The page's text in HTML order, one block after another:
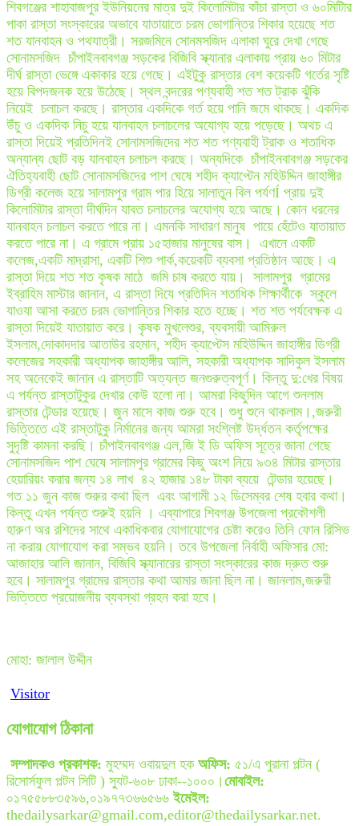
শিবগঞ্জের শাহাবাজপুর ইউনিয়নের মাত্র দুই কিলোমিটার কাঁচা রাস্তা ও ৬০মিটিার
পাকা রাস্তা সংস্কারের অভাবে যাতায়াতে চরম ভোগান্তির শিকার হয়েছে শত
শত যানবাহন ও পথযাত্রী। সরজমিনে সোনমসজিদ এলাকা ঘুরে দেখা গেছে
সোনামসজিদ চাঁপাইনবাবগঞ্জ সড়কের বিজিবি স্ক্যানার এলাকায় প্রায় ৬০ মিটার
দীর্ঘ রাস্তা ভেঙ্গে একাকার হয়ে গেছে। এইটুকু রাস্তার বেশ কয়েকটি গর্তের সৃষ্টি
হয়ে বিপদজনক হয়ে উঠেছে। স্থল বন্দরের পণ্যবাহী শত শত ট্রাক ঝুঁকি
নিয়েই চলাচল করছে। রাস্তার একদিকে গর্ত হয়ে পানি জমে থাকছে। একদিক
উঁচু ও একদিক নিচু হয়ে যানবাহন চলাচলের অযোগ্য হয়ে পড়েছে। অথচ এ
রাস্তা দিয়েই প্রতিদিনই সোনামসজিদের শত শত পণ্যবাহী ট্রাক ও শতাধিক
অন্যান্য ছোট বড় যানবাহন চলাচল করছে। অন্যদিকে চাঁপাইনবাবগঞ্জ সড়কের
ঐতিহ্যবাহী ছোট সোনামসজিদের পাশ ঘেষে শহীদ ক্যাপ্টেন মহিউদ্দিন জাহাঙ্গীর
ডিগ্রী কলেজ হয়ে সালামপুর গ্রাম পার হিয়ে সালাতুন বিল পর্যণÍ প্রায় দুই
কিলোমিটার রাস্তা দীর্ঘদিন যাবত চলাচলের অযোগ্য হয়ে আছে। কোন ধরনের
যানবাহন চলাচল করতে পারে না। এমনকি সাধারণ মানুষ পায়ে হেঁটেও যাতায়াত
করতে পারে না। এ গ্রামে প্রায় ১৫হাজার মানুষের বাস। এখানে একটি
কলেজ,একটি মাদ্রাসা, একটি শিশু পার্ক,কয়েকটি ব্যবসা প্রতিষ্ঠান আছে। এ
রাস্তা দিয়ে শত শত কৃষক মাঠে জমি চাষ করতে যায়। সালামপুর গ্রামের
ইব্রাহিম মাস্টার জানান, এ রাস্তা দিযে প্রতিদিন শতাধিক শিক্ষার্থীকে স্কুলে
যাওযা আসা করতে চরম ভোগান্তির শিকার হতে হচ্ছে। শত শত পর্যবেক্ষক এ
রাস্তা দিয়েই যাতায়াত করে। কৃষক মুখলেশুর, ব্যবসায়ী আমিরুল
ইসলাম,দোকাদদার আতাউর রহমান, শহীদ ক্যাপ্টেস মহিউদ্দিন জাহাঙ্গীর ডিগ্রী
কলেজের সহকারী অধ্যাপক জাহাঙ্গীর আলি, সহকারী অধ্যাপক সাদিকুল ইসলাম
সহ অনেকেই জানান এ রাস্তাটি অত্যন্ত জনগুরুত্বপূর্ণ। কিন্তু দু:খের বিষয়
এ পর্যন্ত রাস্তাটুকুর দেখার কেউ হলো না। আমরা কিছুদিন আগে শুনলাম
রাস্তার টেন্ডার হয়েছে। জুন মাসে কাজ শুরু হবে। শুধু শুনে থাকলাম।,জরুরী
ভিত্তিতে এই রাস্তাটুকু নির্মানের জন্য আমরা সংশ্লিষ্ট উর্দ্ধতন কর্তৃপক্ষের
সুদৃষ্টি কামনা করছি। চাঁপাইনবাবগঞ্জ এল,জি ই ডি অফিস সূত্রে জানা গেছে
সোনামসজিদ পাশ ঘেষে সালামপুর গ্রামের কিছু অংশ নিয়ে ৯৩৪ মিটার রাস্তার
হেয়ারিয়ং করার জন্য ১৪ লাখ ৪২ হাজার ১৪৮ টাকা ব্যয়ে টেন্ডার হয়েছে।
গত ১১ জুন কাজ শুরুর কথা ছিল এবং আগামী ১২ ডিসেম্বর শেষ হবার কথা।
কিন্তু এখন পর্যন্ত শুরুই হয়নি । এব্যাপারে শিবগঞ্জ উপজেলা প্রকৌশলী
হারুণ অর রশিদের সাথে একাধিকবার যোগাযোগের চেষ্টা করেও তিনি ফোন রিসিভ
না করায় যোগাযোগ করা সম্ভব হয়নি। তবে উপজেলা নির্বাহী অফিসার মো:
আজাহার আলি জানান, বিজিবি স্ক্যানারের রাস্তা সংস্কারের কাজ দ্রুত শুরু
হবে। সালামপুর গ্রামের রাস্তার কথা আমার জানা ছিল না। জানলাম,জরুরী
ভিত্তিতে প্রয়োজনীয় ব্যবস্থা গ্রহন করা হবে।
মোহা: জালাল উদ্দীন
Visitor
যোগাযোগ ঠিকানা
সম্পাদকও প্রকাশক: মুহম্মদ ওবায়দুল হক অফিস: ৫১/এ পুরানা পল্টন (
রিসোর্সফুল পল্টন সিটি ) স্যুট-৬০৮ ঢাকা--১০০০। মোবাইল:
০১৭৫৫৮৮৩৫৯৬,০১৯৭৭৩৬৬৫৬৬ ইমেইল:
thedailysarkar@gmail.com,editor@thedailysarkar.net.